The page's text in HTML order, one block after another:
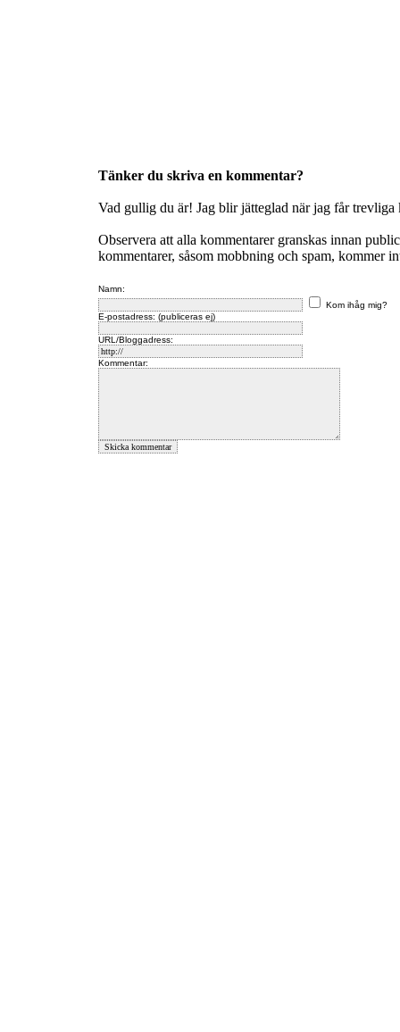
Tänker du skriva en kommentar?
Vad gullig du är! Jag blir jätteglad när jag får trevliga
Observera att alla kommentarer granskas innan
kommentarer, såsom mobbning och spam, kommer
Namn:
Kom ihåg mig?
E-postadress: (publiceras ej)
URL/Bloggadress:
Kommentar: